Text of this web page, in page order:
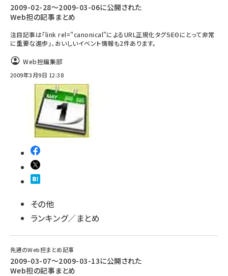
2009-02-28～2009-03-06に公開された
Web担の記事まとめ
注目記事は「link rel="canonical"によるURL正規化タグ――SEOにとって非常
に重要な進歩」、おいしいイベント情報も2件あります。
Web担編集部
2009年3月9日 12:38
その他
ランキング／まとめ
先週のWeb担まとめ記事
2009-03-07～2009-03-13に公開された
Web担の記事まとめ